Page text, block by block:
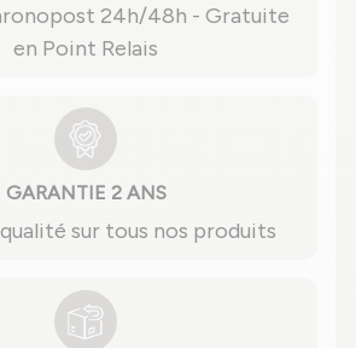
24h/48h - Gratuite
en Point Relais
GARANTIE 2 ANS
sur tous nos produits